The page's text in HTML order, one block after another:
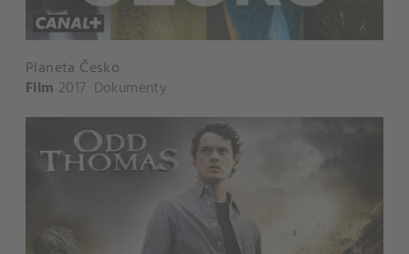
Planeta Česko
Film 2017 Dokumenty